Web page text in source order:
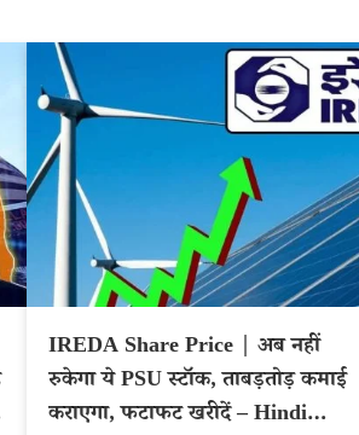
IREDA Share Price | अब नहीं
रुकेगा ये PSU स्टॉक, ताबड़तोड़ कमाई
कराएगा, फटाफट खरीदें – Hindi